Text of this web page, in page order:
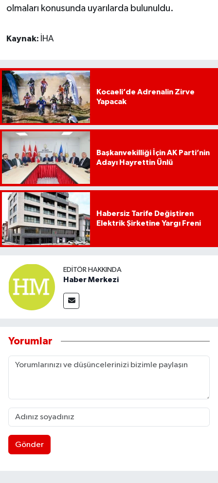
olmaları konusunda uyarılarda bulunuldu.
Kaynak: İHA
Kocaeli’de Adrenalin Zirve
Yapacak
Başkanvekilliği İçin AK Parti’nin
Adayı Hayrettin Ünlü
Habersiz Tarife Değiştiren
Elektrik Şirketine Yargı Freni
EDITÖR HAKKINDA
Haber Merkezi
Yorumlar
Gönder